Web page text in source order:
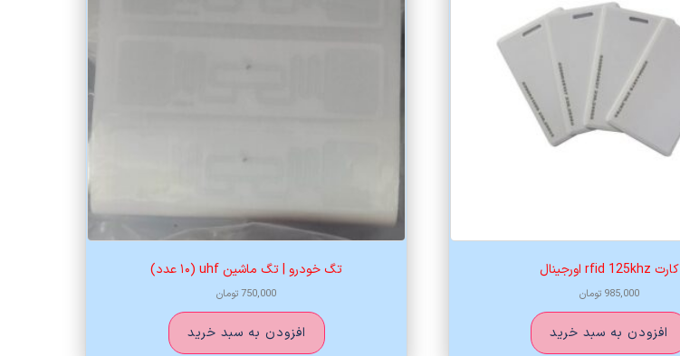
کارت rfid 125khz اورجینال
985,000 تومان
افزودن به سبد خرید
تگ خودرو | تگ ماشین uhf (۱۰ عدد)
750,000تومان
افزودن به سبد خرید